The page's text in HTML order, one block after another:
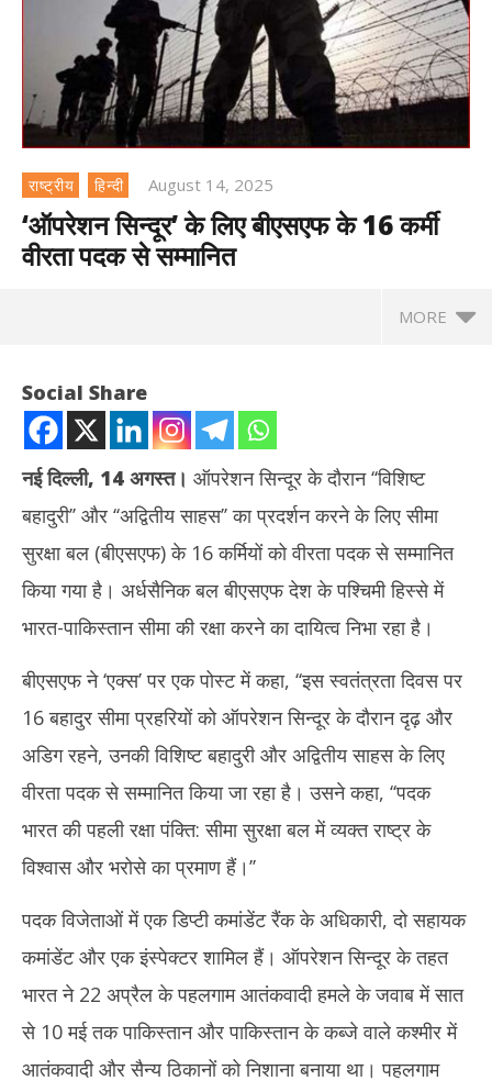
राष्ट्रीय हिन्दी August 14, 2025
‘ऑपरेशन सिन्दूर’ के लिए बीएसएफ के 16 कर्मी
वीरता पदक से सम्मानित
MORE
NOW VIEWING
‘ऑपरेशन सिन्दूर’ के लिए बीएसएफ के 16 कर्मी वीरता पदक से सम्मानित
14,
2025
Social Share
नई दिल्ली, 14 अगस्त। ऑपरेशन सिन्दूर के दौरान ‘‘विशिष्ट
बहादुरी’’ और ‘‘अद्वितीय साहस’’ का प्रदर्शन करने के लिए सीमा
सुरक्षा बल (बीएसएफ) के 16 कर्मियों को वीरता पदक से सम्मानित
किया गया है। अर्धसैनिक बल बीएसएफ देश के पश्चिमी हिस्से में
भारत-पाकिस्तान सीमा की रक्षा करने का दायित्व निभा रहा है।
बीएसएफ ने ‘एक्स’ पर एक पोस्ट में कहा, ‘‘इस स्वतंत्रता दिवस पर
16 बहादुर सीमा प्रहरियों को ऑपरेशन सिन्दूर के दौरान दृढ़ और
अडिग रहने, उनकी विशिष्ट बहादुरी और अद्वितीय साहस के लिए
वीरता पदक से सम्मानित किया जा रहा है। उसने कहा, ‘‘पदक
भारत की पहली रक्षा पंक्ति: सीमा सुरक्षा बल में व्यक्त राष्ट्र के
विश्वास और भरोसे का प्रमाण हैं।’’
पदक विजेताओं में एक डिप्टी कमांडेंट रैंक के अधिकारी, दो सहायक
कमांडेंट और एक इंस्पेक्टर शामिल हैं। ऑपरेशन सिन्दूर के तहत
भारत ने 22 अप्रैल के पहलगाम आतंकवादी हमले के जवाब में सात
से 10 मई तक पाकिस्तान और पाकिस्तान के कब्जे वाले कश्मीर में
आतंकवादी और सैन्य ठिकानों को निशाना बनाया था। पहलगाम